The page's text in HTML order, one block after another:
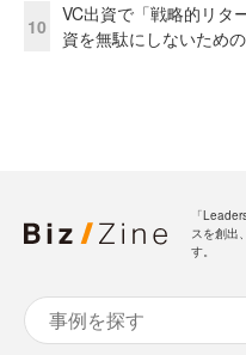
10
VC出資で「戦略的リタ
資を無駄にしないため
「
スを創出
す。